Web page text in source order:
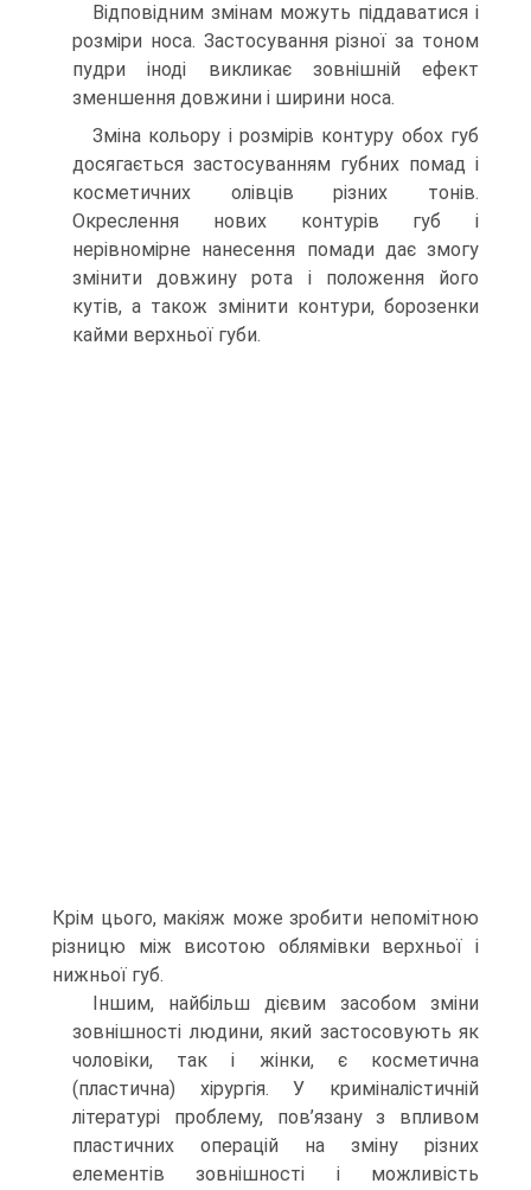
Відповідним змінам можуть піддаватися і
розміри носа. Застосування різної за тоном
пудри іноді викликає зовнішній ефект
зменшення довжини і ширини носа.
Зміна кольору і розмірів контуру обох губ
досягається застосуванням губних помад і
косметичних олівців різних тонів.
Окреслення нових контурів губ і
нерівномірне нанесення помади дає змогу
змінити довжину рота і положення його
кутів, а також змінити контури, борозенки
кайми верхньої губи.
Крім цього, макіяж може зробити непомітною
різницю між висотою облямівки верхньої і
нижньої губ.
Іншим, найбільш дієвим засобом зміни
зовнішності людини, який застосовують як
чоловіки, так і жінки, є косметична
(пластична) хірургія. У криміналістичній
літературі проблему, пов’язану з впливом
пластичних операцій на зміну різних
елементів зовнішності і можливість